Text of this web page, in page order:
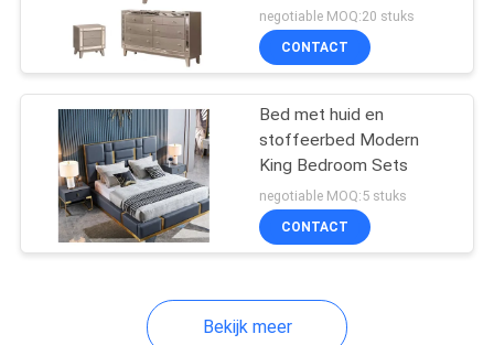
Keukenkast
Hout
negotiable MOQ:20 stuks
CONTACT
Bed met huid en
stoffeerbed Modern
King Bedroom Sets
negotiable MOQ:5 stuks
CONTACT
Bekijk meer